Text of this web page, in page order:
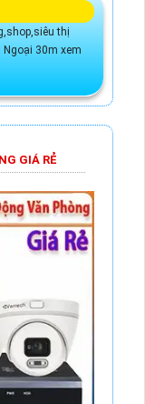
thị
Ngoại 30m xem
GIÁ RẺ